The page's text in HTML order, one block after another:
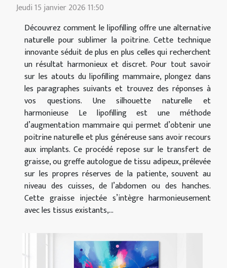
Jeudi 15 janvier 2026 11:50
Découvrez comment le lipofilling offre une alternative
naturelle pour sublimer la poitrine. Cette technique
innovante séduit de plus en plus celles qui recherchent
un résultat harmonieux et discret. Pour tout savoir
sur les atouts du lipofilling mammaire, plongez dans
les paragraphes suivants et trouvez des réponses à
vos questions. Une silhouette naturelle et
harmonieuse Le lipofilling est une méthode
d’augmentation mammaire qui permet d’obtenir une
poitrine naturelle et plus généreuse sans avoir recours
aux implants. Ce procédé repose sur le transfert de
graisse, ou greffe autologue de tissu adipeux, prélevée
sur les propres réserves de la patiente, souvent au
niveau des cuisses, de l’abdomen ou des hanches.
Cette graisse injectée s’intègre harmonieusement
avec les tissus existants,...